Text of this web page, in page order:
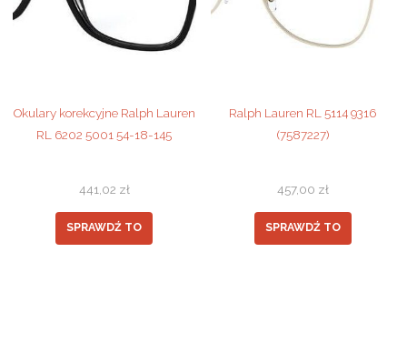
Okulary korekcyjne Ralph Lauren
RL 6202 5001 54-18-145
441,02 zł
SPRAWDŹ TO
Ralph Lauren RL 5114 9316
(7587227)
457,00 zł
SPRAWDŹ TO